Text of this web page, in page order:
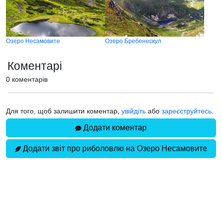
Озеро Несамовите Озеро Бребенескул
Коментарі
0 коментарів
Для того, щоб залишити коментар, увійдіть або зареєструйтесь
Додати коментар
Додати звіт про риболовлю на Озеро Несамовите